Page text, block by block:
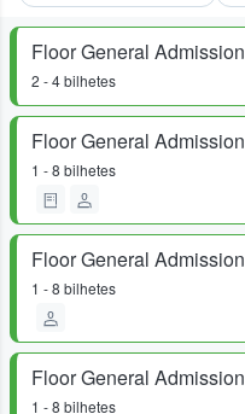
Floor General Admission
2 - 4 bilhetes
Floor General Admission
1 - 8 bilhetes
Floor General Admission
1 - 8 bilhetes
Floor General Admission
1 - 8 bilhetes